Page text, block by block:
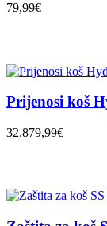
79,99€
Prijenosi koš
32.879,99€